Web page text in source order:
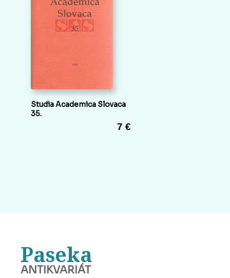
Studia Academica Slovaca
35.
7 €
Paseka
ANTIKVARIÁT